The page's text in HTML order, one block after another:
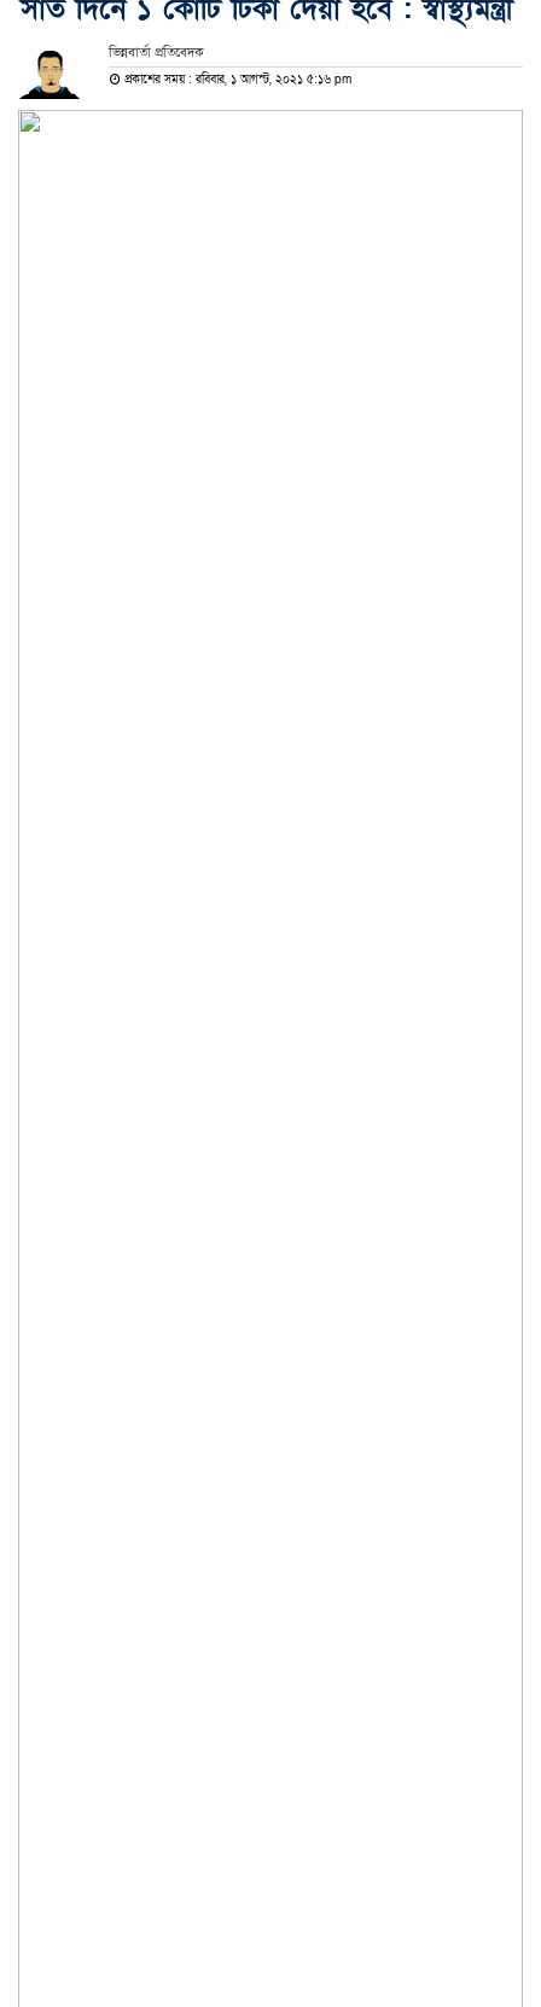
সাত দিনে ১ কোটি টিকা দেয়া হবে : স্বাস্থ্যমন্ত্রী
ভিন্নবার্তা প্রতিবেদক
প্রকাশের সময় : রবিবার, ১ আগস্ট, ২০২১ ৫:১৬ pm